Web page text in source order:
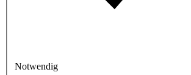
Notwendig